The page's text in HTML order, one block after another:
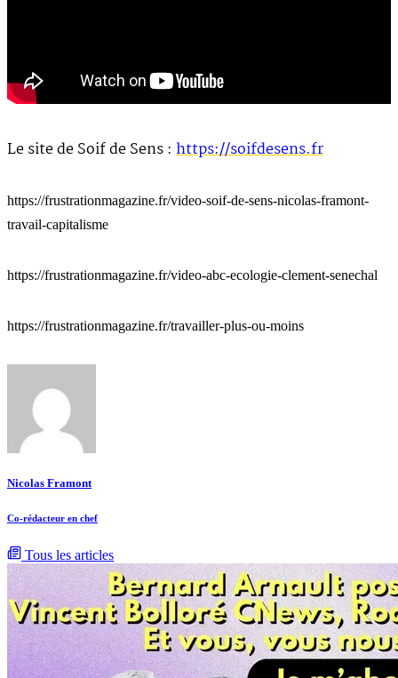
Le site de Soif de Sens : https://soifdesens.fr
https://frustrationmagazine.fr/video-soif-de-sens-nicolas-framont-
travail-capitalisme
https://frustrationmagazine.fr/video-abc-ecologie-clement-senechal
https://frustrationmagazine.fr/travailler-plus-ou-moins
Nicolas Framont
Co-rédacteur en chef
Tous les articles